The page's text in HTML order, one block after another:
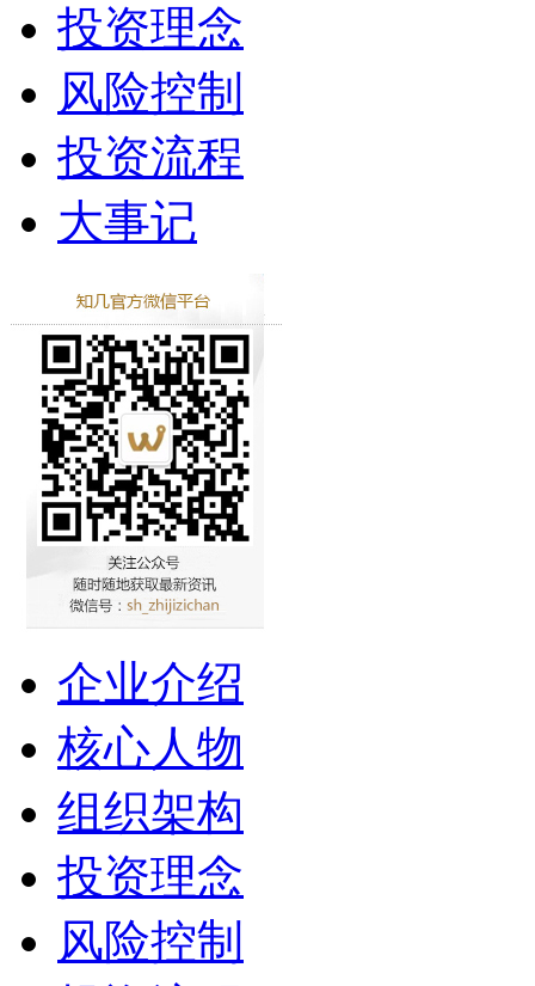
投资理念
风险控制
投资流程
大事记
企业介绍
核心人物
组织架构
投资理念
风险控制